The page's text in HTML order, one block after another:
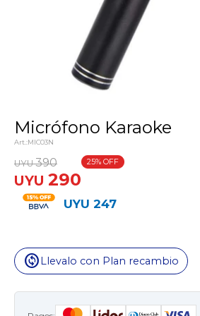
Micrófono Karaoke
MIC03N
UYU 290
UYU 390 25
UYU 247
change_circleLlevalo con Plan recambio